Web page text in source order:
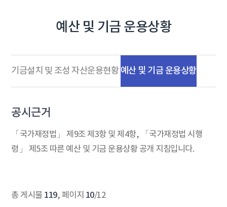
예산 및 기금 운용상황
기금설치 및 조성 자산운용현황 예산 및 기금 운용상황
공시근거
「국가재정법」 제9조 제3항 및 제4항, 「국가재정법 시행
령」 제5조 따른 예산 및 기금 운용상황 공개 지침입니다.
총 게시물 119, 페이지 10/12